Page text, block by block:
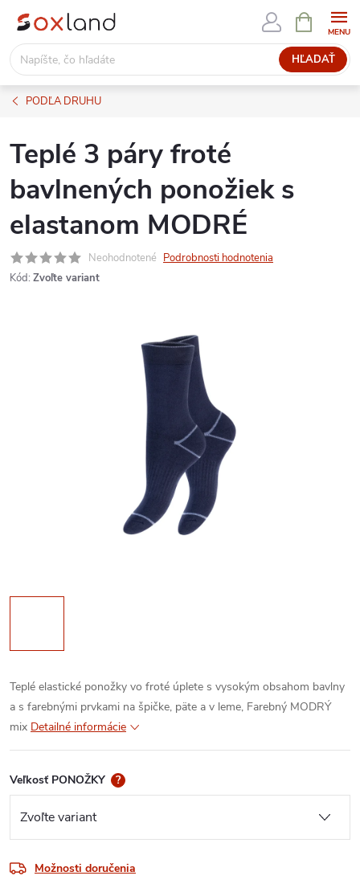
Prejsť
obsah
HĽADAŤ
KOŠÍK
PODĽA DRUHU
Teplé 3 páry froté
bavlnených ponožiek s
elastanom MODRÉ
Neohodnotené Podrobnosti hodnotenia
Kód: Zvoľte variant
Teplé elastické ponožky vo froté úplete s vysokým obsahom bavlny
a s farebnými prvkami na špičke, päte a v leme, Farebný MODRÝ
mix Detailné informácie
Veľkosť PONOŽKY ?
Možnosti doručenia